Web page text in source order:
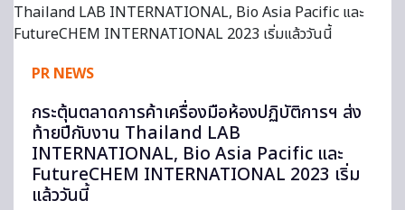
PR NEWS
กระตุ้นตลาดการค้าเครื่องมือห้องปฏิบัติการฯ ส่ง
ท้ายปีกับงาน Thailand LAB
INTERNATIONAL, Bio Asia Pacific และ
FutureCHEM INTERNATIONAL 2023 เริ่ม
แล้ววันนี้